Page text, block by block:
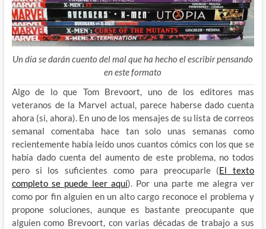
Un día se darán cuento del mal que ha hecho el escribir pensando
en este formato
Algo de lo que Tom Brevoort, uno de los editores mas
veteranos de la Marvel actual, parece haberse dado cuenta
ahora (si, ahora). En uno de los mensajes de su lista de correos
semanal comentaba hace tan solo unas semanas como
recientemente había leído unos cuantos cómics con los que se
había dado cuenta del aumento de este problema, no todos
pero si los suficientes como para preocuparle (El texto
completo se puede leer aquí). Por una parte me alegra ver
como por fin alguien en un alto cargo reconoce el problema y
propone soluciones, aunque es bastante preocupante que
alguien como Brevoort, con varias décadas de trabajo a sus